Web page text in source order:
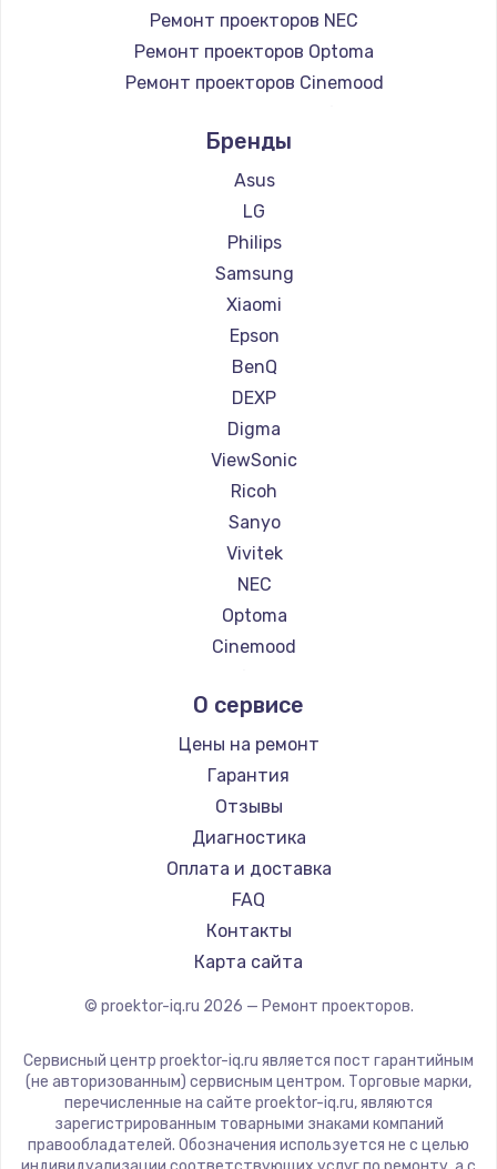
Ремонт проекторов NEC
Ремонт проекторов Optoma
Ремонт проекторов Cinemood
Ремонт проекторов Barco
Ремонт проекторов Xgimi
Ремонт проекторов Canon
Ремонт проекторов JVC
Ремонт проекторов Casio
Ремонт проекторов Hiper
Ремонт проекторов HITACHI
Ремонт проекторов Panasonic
Ремонт проекторов Hisense
Бренды
Asus
LG
Philips
Samsung
Xiaomi
Epson
BenQ
DEXP
Digma
ViewSonic
Ricoh
Sanyo
Vivitek
NEC
Optoma
Cinemood
Barco
Xgimi
Canon
JVC
Casio
Hiper
HITACHI
Panasonic
Hisense
О сервисе
Цены на ремонт
Гарантия
Отзывы
Диагностика
Оплата и доставка
FAQ
Контакты
Карта сайта
© proektor-iq.ru 2026 — Ремонт проекторов.
Сервисный центр proektor-iq.ru является пост гарантийным
(не авторизованным) сервисным центром. Торговые марки,
перечисленные на сайте proektor-iq.ru, являются
зарегистрированным товарными знаками компаний
правообладателей. Обозначения используется не с целью